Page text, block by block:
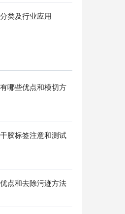
类及行业应用
哪些优点和模切方
胶标签注意和测试
点和去除污迹方法